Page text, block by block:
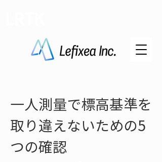
一人測量で標高基準を
取り違えないための5
つの確認